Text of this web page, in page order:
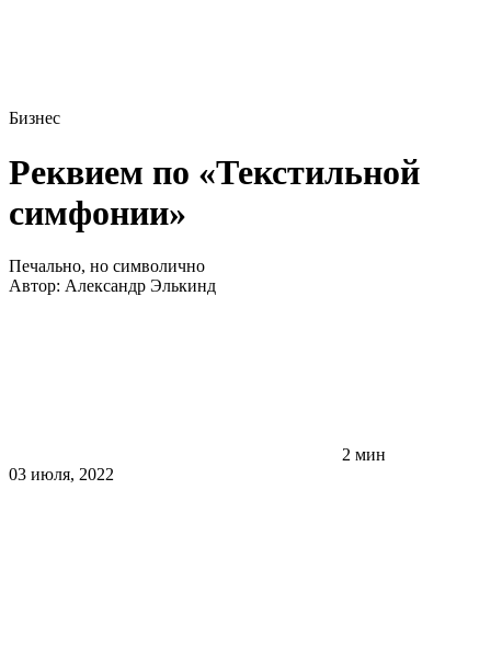
Бизнес
Реквием по «Текстильной
симфонии»
Печально, но символично
Автор: Александр Элькинд
2 мин
03 июля, 2022